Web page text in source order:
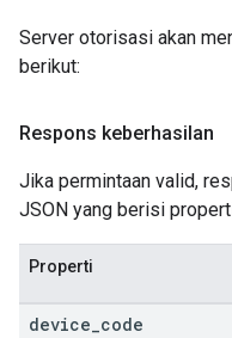
Server otorisasi akan
berikut:
Respons keberhasilan
Jika permintaan valid,
JSON yang berisi
Properti
device code